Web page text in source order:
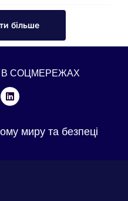
більше
СОЦМЕРЕЖАХ
миру та безпеці